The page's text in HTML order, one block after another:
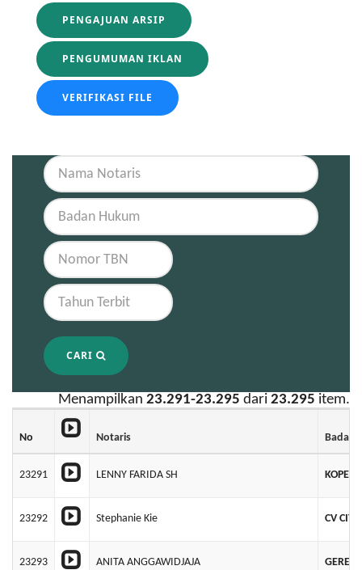
PENGAJUAN ARSIP
PENGUMUMAN IKLAN
VERIFIKASI FILE
CARI
Menampilkan 23.291-23.295 dari 23.295 item.
No Notaris Badan
23291 LENNY FARIDA SH
23292 Stephanie Kie CV
23293 ANITA ANGGAWIDJAJA